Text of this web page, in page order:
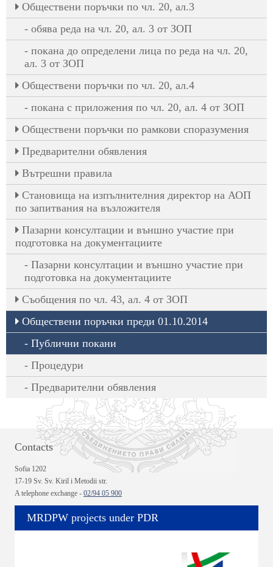
Oбществени поръчки по чл. 20, ал.3
обява реда на чл. 20, ал. 3 от ЗОП
покана до определени лица по реда на чл. 20,
ал. 3 от ЗОП
Oбществени поръчки по чл. 20, ал.4
покана с приложения по чл. 20, ал. 4 от ЗОП
Обществени поръчки по рамкови споразумения
Предварителни обявления
Вътрешни правила
Становища на изпълнителния директор на АОП
по запитвания на възложителя
Пазарни консултации и външно участие при
подготовка на документациите
Пазарни консултации и външно участие при
подготовка на документациите
Съобщения по чл. 43, ал. 4 от ЗОП
Обществени поръчки преди 01.10.2014
Публични покани
Процедури
Предварителни обявления
Contacts
Sofia 1202
17-19 Sv. Sv. Kiril i Metodii str.
A telephone exchange - 02/94 05 900
MRDPW projects under PDR